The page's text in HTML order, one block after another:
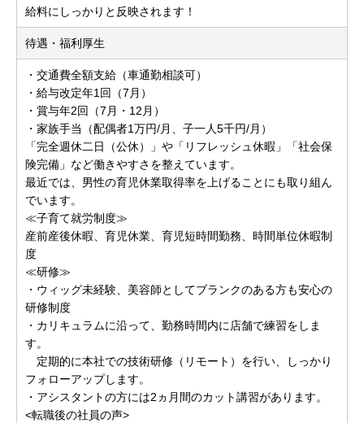
給料にしっかりと反映されます！
待遇・福利厚生
・交通費全額支給（車通勤相談可）
・給与改定年1回（7月）
・賞与年2回（7月・12月）
・家族手当（配偶者1万円/月、子一人5千円/月）
「完全週休二日（公休）」や「リフレッシュ休暇」「社会保
険完備」など働きやすさを整えています。
最近では、男性の育児休業取得率を上げることにも取り組ん
でいます。
≪子育て就労制度≫
産前産後休暇、育児休業、育児短時間勤務、時間単位休暇制
度
≪研修≫
・ウィッグ未経験、美容師としてブランクのある方も安心の
研修制度
・カリキュラムに沿って、勤務時間内に店舗で練習をしま
す。
定期的に本社での技術研修（リモート）を行い、しっかり
フォローアップします。
・アシスタントの方には2ヵ月間のカット講習があります。
<転職後の社員の声>